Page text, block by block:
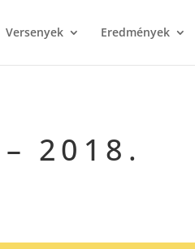
Versenyek Eredmények
2018.